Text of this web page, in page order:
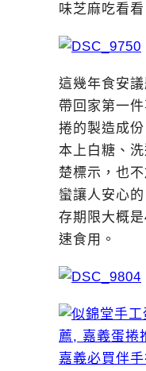
味芝麻吃看看
這幾年食安
帶回家第一
捲的製造成
本上白糖、
楚標示，也
蠻讓人安心
存期限大概
速食用。